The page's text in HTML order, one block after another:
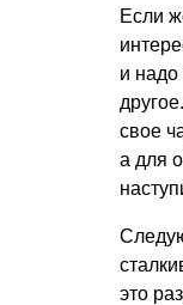
Если
и надо
свое
а для
это